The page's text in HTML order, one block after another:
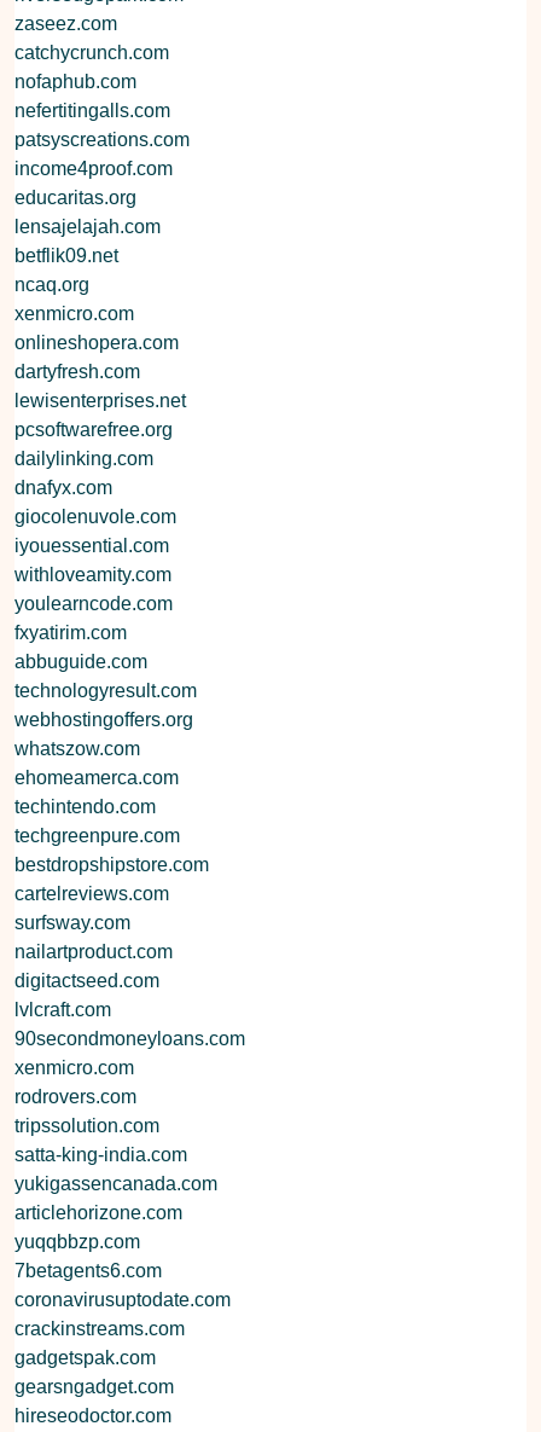
zaseez.com
catchycrunch.com
nofaphub.com
nefertitingalls.com
patsyscreations.com
income4proof.com
educaritas.org
lensajelajah.com
betflik09.net
ncaq.org
xenmicro.com
onlineshopera.com
dartyfresh.com
lewisenterprises.net
pcsoftwarefree.org
dailylinking.com
dnafyx.com
giocolenuvole.com
iyouessential.com
withloveamity.com
youlearncode.com
fxyatirim.com
abbuguide.com
technologyresult.com
webhostingoffers.org
whatszow.com
ehomeamerca.com
techintendo.com
techgreenpure.com
bestdropshipstore.com
cartelreviews.com
surfsway.com
nailartproduct.com
digitactseed.com
lvlcraft.com
90secondmoneyloans.com
xenmicro.com
rodrovers.com
tripssolution.com
satta-king-india.com
yukigassencanada.com
articlehorizone.com
yuqqbbzp.com
7betagents6.com
coronavirusuptodate.com
crackinstreams.com
gadgetspak.com
gearsngadget.com
hireseodoctor.com